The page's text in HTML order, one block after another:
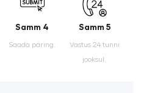
Samm 4
Saada päring.
Samm 5
Vastus 24 tunni
jooksul.